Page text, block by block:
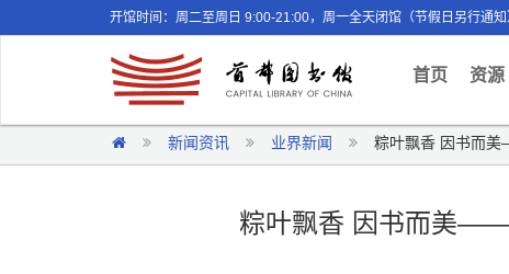
开馆时间：周二至周日 9:00-21:00，周一全天闭馆（节假日另行通知
首页(current)
资源
新闻资讯 业界新闻 粽叶飘香 因书而美
粽叶飘香 因书而美——